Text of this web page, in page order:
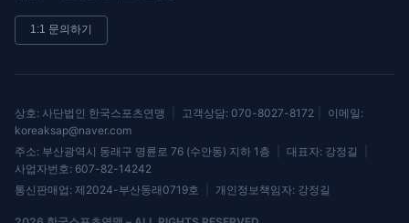
1:1 문의하기
상호: 사단법인 한국스포츠연맹 고객상담: 070-8027-8172
이메일:
koreaksap@naver.com
주소: 부산광역시 동래구 명륜로 76 (수안동) 지하 1층
대표자: 강정길
사업자번호: 607-82-14242
통신판매업: 제2024-부산동래0719호
개인정보책임자: 강정길